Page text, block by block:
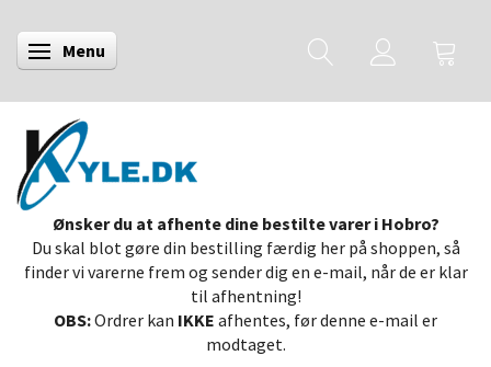
Skifte navigation
Menu
Ønsker du at afhente dine bestilte varer i Hobro?
Du skal blot gøre din bestilling færdig her på shoppen, så
finder vi varerne frem og sender dig en e-mail, når de er klar
til afhentning!
OBS:Ordrer kan IKKE afhentes, før denne e-mail er
modtaget.